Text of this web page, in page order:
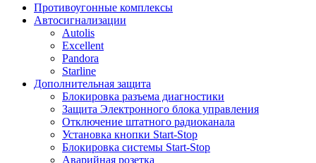
Противоугонные комплексы
Автосигнализации
Autolis
Excellent
Pandora
Starline
Дополнительная защита
Блокировка разъема диагностики
Защита Электронного блока управления
Отключение штатного радиоканала
Установка кнопки Start-Stop
Блокировка системы Start-Stop
Аварийная розетка